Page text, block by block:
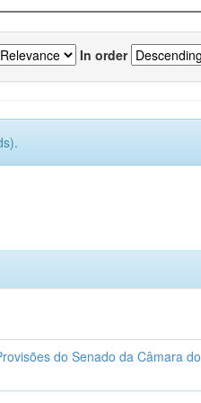
In order
do Senado da Câmara do